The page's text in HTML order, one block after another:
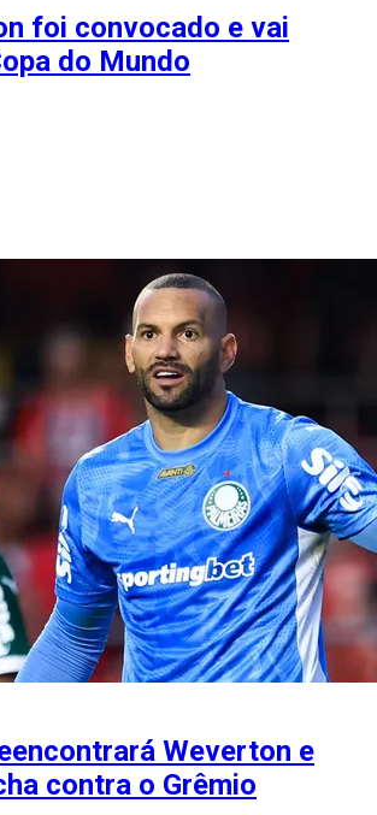
foi convocado e vai
do Mundo
Weverton e
contra o Grêmio